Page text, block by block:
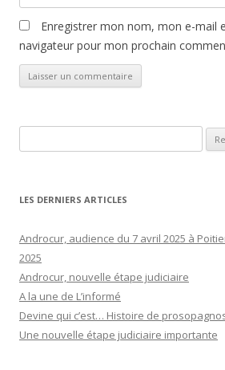
Enregistrer mon nom, mon e-mail
navigateur pour mon prochain
LES DERNIERS ARTICLES
Androcur, audience du 7 avril 2025 à
2025
Androcur, nouvelle étape judiciaire
A la une de L’informé
Devine qui c’est… Histoire de
Une nouvelle étape judiciaire importante